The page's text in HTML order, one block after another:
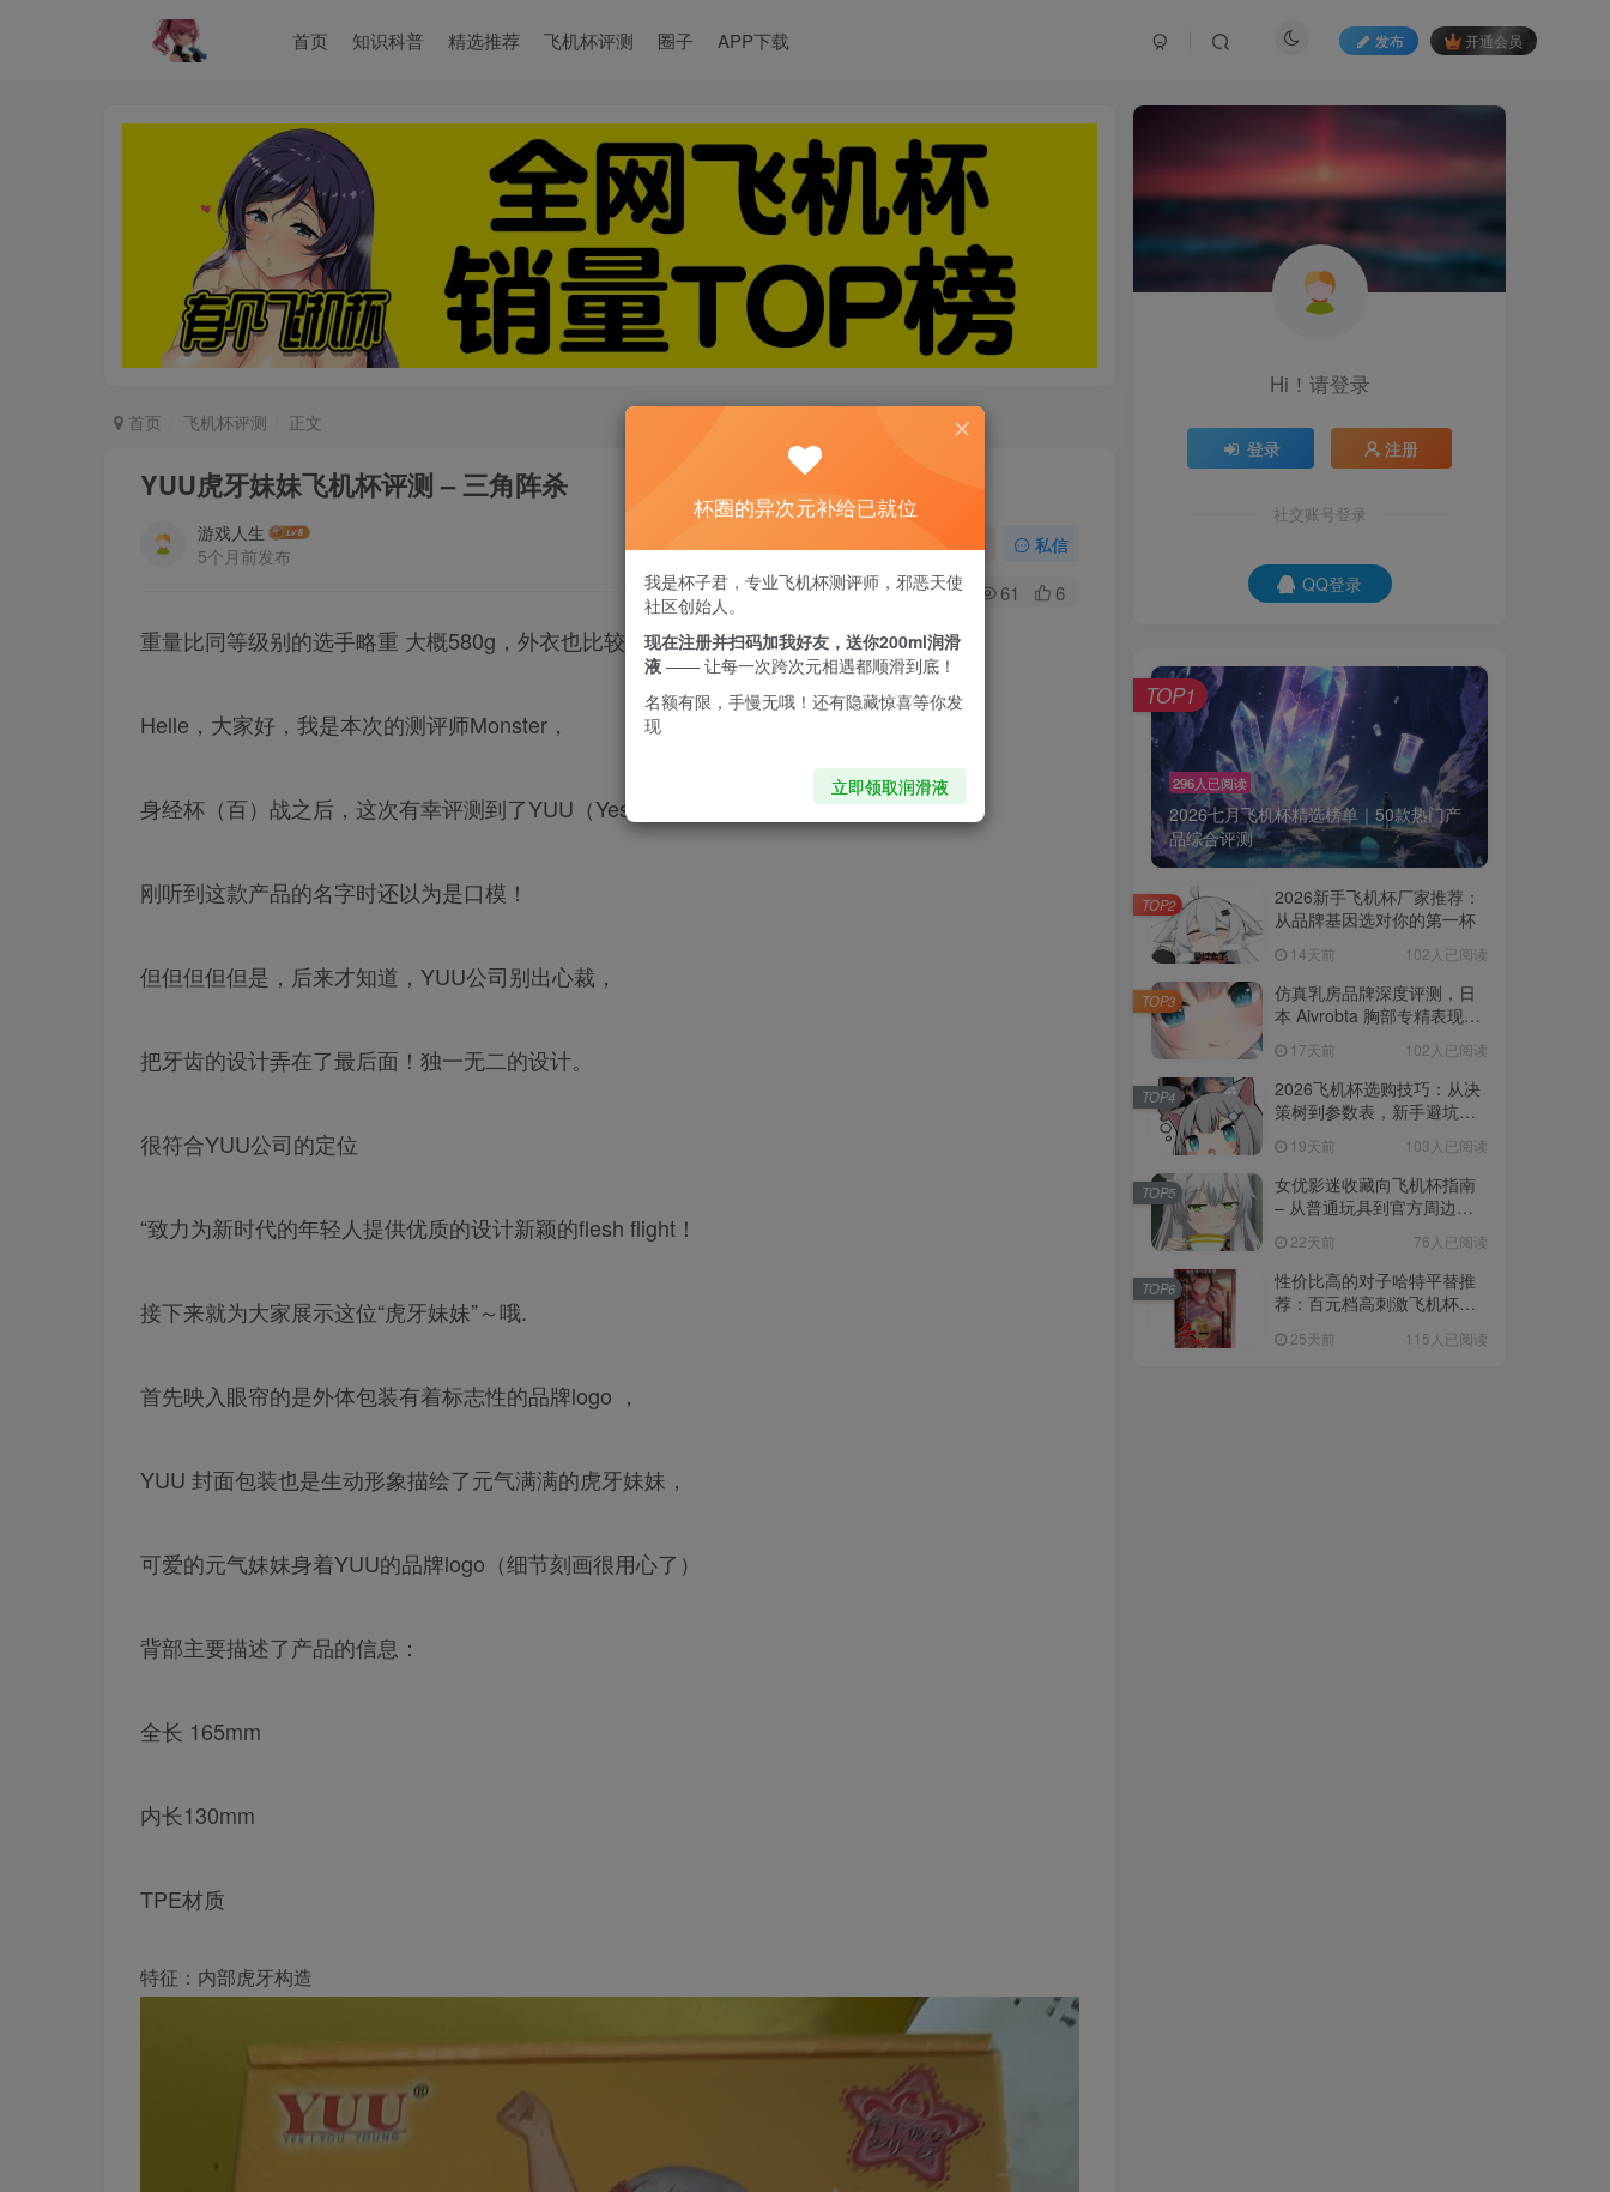
首页 知识科普 精选推荐 飞机杯评测 圈子 APP下载 发布 开通会员
首页 飞机杯评测 正文
YUU虎牙妹妹飞机杯评测 – 三角阵杀
游戏人生
5个月前发布
私信
0 61 6
重量比同等级别的选手略重 大概580g，外衣也比较柔软
Helle，大家好，我是本次的测评师Monster，
身经杯（百）战之后，这次有幸评测到了YUU（Yes！U（you）Young的新品“虎牙妹妹”，
刚听到这款产品的名字时还以为是口模！
但但但但但是，后来才知道，YUU公司别出心裁，
把牙齿的设计弄在了最后面！独一无二的设计。
很符合YUU公司的定位
“致力为新时代的年轻人提供优质的设计新颖的flesh flight！
接下来就为大家展示这位“虎牙妹妹”～哦.
首先映入眼帘的是外体包装有着标志性的品牌logo ，
YUU 封面包装也是生动形象描绘了元气满满的虎牙妹妹，
可爱的元气妹妹身着YUU的品牌logo（细节刻画很用心了）
背部主要描述了产品的信息：
全长 165mm
内长130mm
TPE材质
特征：内部虎牙构造
Hi！请登录
登录 注册
社交账号登录
QQ登录
296人已阅读
2026七月飞机杯精选榜单｜50款热门产
品综合评测
TOP1
2026新手飞机杯厂家推荐：
从品牌基因选对你的第一杯
14天前 102人已阅读
TOP2
仿真乳房品牌深度评测，日
本 Aivrobta 胸部专精表现突
17天前 102人已阅读
TOP3
2026飞机杯选购技巧：从决
策树到参数表，新手避坑全
19天前 103人已阅读
TOP4
女优影迷收藏向飞机杯指南
– 从普通玩具到官方周边的
22天前 76人已阅读
TOP5
性价比高的对子哈特平替推
荐：百元档高刺激飞机杯选
25天前 115人已阅读
TOP6
杯圈的异次元补给已就位
我是杯子君，专业飞机杯测评师，邪恶天使
社区创始人。
现在注册并扫码加我好友，送你200ml润滑
液 —— 让每一次跨次元相遇都顺滑到底！
名额有限，手慢无哦！还有隐藏惊喜等你发
现
立即领取润滑液